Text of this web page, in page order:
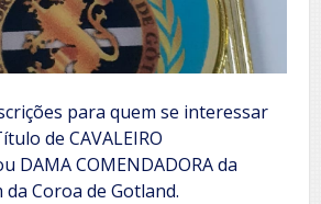
para quem se interessar
de CAVALEIRO
DAMA COMENDADORA da
Coroa de Gotland.